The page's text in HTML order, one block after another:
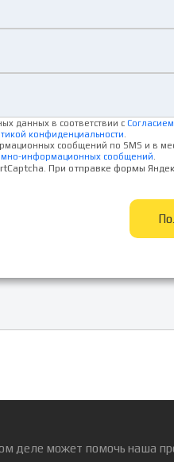
данных в соответствии с
конфиденциальности
сообщений по SMS и в
информационных сообщений
При отправке формы
деле может помочь наша